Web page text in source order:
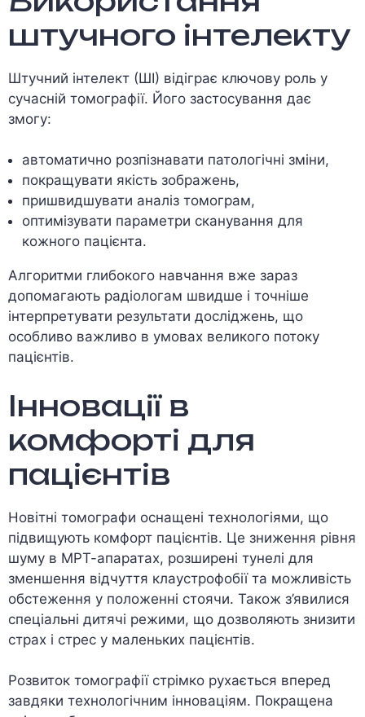
штучного інтелекту
Штучний інтелект (ШІ) відіграє ключову роль у
сучасній томографії. Його застосування дає
змогу:
автоматично розпізнавати патологічні зміни,
покращувати якість зображень,
пришвидшувати аналіз томограм,
оптимізувати параметри сканування для
кожного пацієнта.
Алгоритми глибокого навчання вже зараз
допомагають радіологам швидше і точніше
інтерпретувати результати досліджень, що
особливо важливо в умовах великого потоку
пацієнтів.
Інновації в
комфорті для
пацієнтів
Новітні томографи оснащені технологіями, що
підвищують комфорт пацієнтів. Це зниження рівня
шуму в МРТ-апаратах, розширені тунелі для
зменшення відчуття клаустрофобії та можливість
обстеження у положенні стоячи. Також з’явилися
спеціальні дитячі режими, що дозволяють знизити
страх і стрес у маленьких пацієнтів.
Розвиток томографії стрімко рухається вперед
завдяки технологічним інноваціям. Покращена